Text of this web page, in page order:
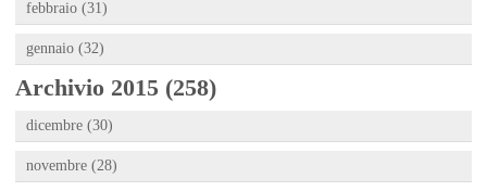
febbraio (31)
gennaio (32)
Archivio 2015 (258)
dicembre (30)
novembre (28)